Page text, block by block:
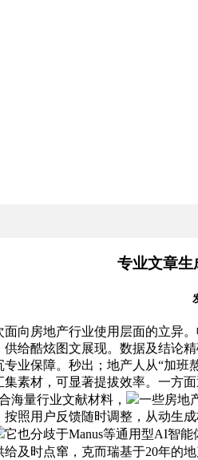
专业文章生
房地产行业使用层面的立异
给酷炫图文展现。数据及结论
业保障。秒出；地产人从“加
素材，可显著提拔效率。一方
海量行业文献材料，
一些房地
照用户反馈随时调整，从动生
它也分歧于Manus等通用型AI智
及时点窜，克而瑞基于20年的